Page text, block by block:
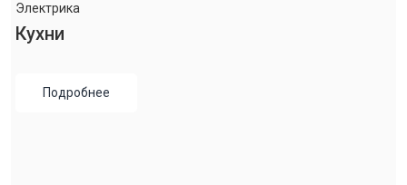
Электрика
Кухни
Подробнее